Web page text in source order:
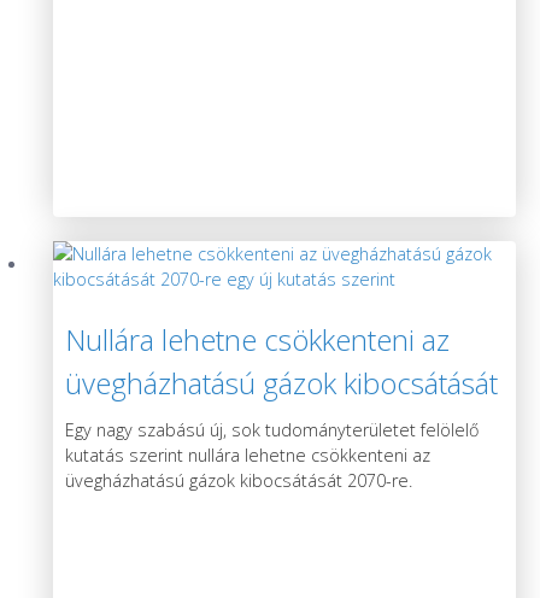
Nullára lehetne csökkenteni az
üvegházhatású gázok kibocsátását
2070-re egy új kutatás szerint
Egy nagy szabású új, sok tudományterületet felölelő
kutatás szerint nullára lehetne csökkenteni az
üvegházhatású gázok kibocsátását 2070-re.